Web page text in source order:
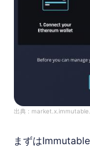
出典 :
まずはImmutable